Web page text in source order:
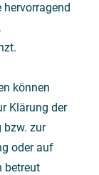
hervorragend
können
Klärung der
bzw. zur
oder auf
betreut